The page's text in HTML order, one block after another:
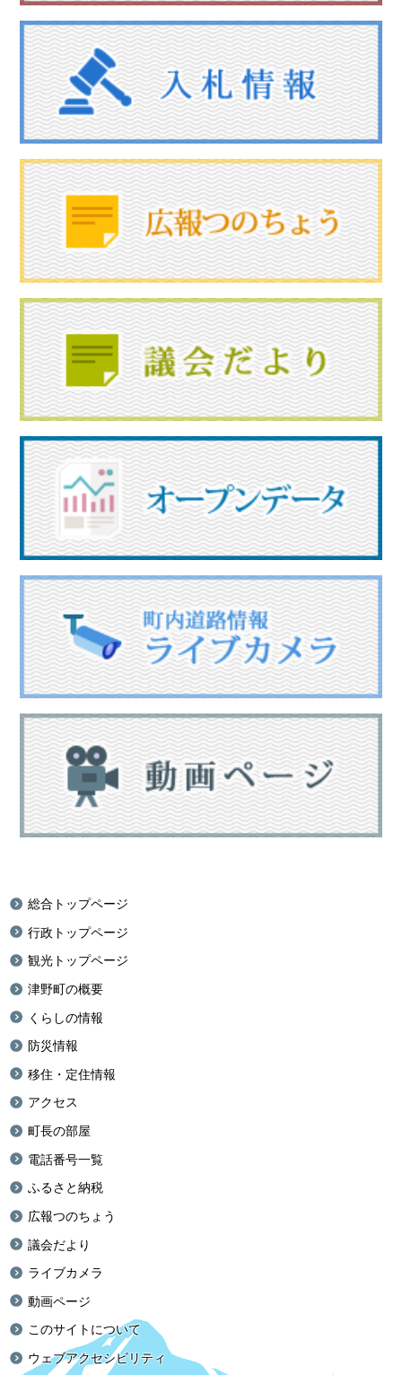
総合トップページ
行政トップページ
観光トップページ
津野町の概要
くらしの情報
防災情報
移住・定住情報
アクセス
町長の部屋
電話番号一覧
ふるさと納税
広報つのちょう
議会だより
ライブカメラ
動画ページ
このサイトについて
ウェブアクセシビリティ